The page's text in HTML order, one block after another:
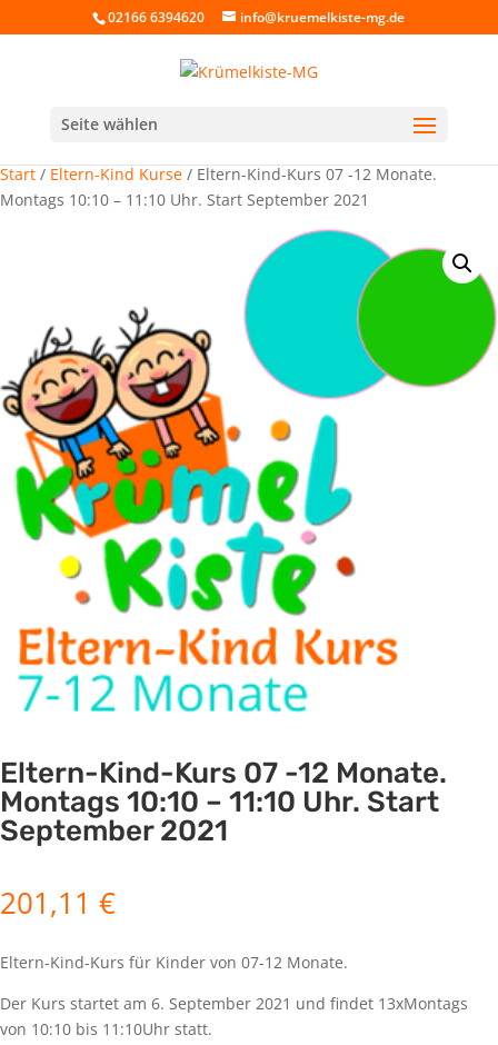
02166 6394620 info@kruemelkiste-mg.de
Seite wählen
Start / Eltern-Kind Kurse / Eltern-Kind-Kurs 07 -12 Monate.
Montags 10:10 – 11:10 Uhr. Start September 2021
Eltern-Kind-Kurs 07 -12 Monate.
Montags 10:10 – 11:10 Uhr. Start
September 2021
201,11 €
Eltern-Kind-Kurs für Kinder von 07-12 Monate.
Der Kurs startet am 6. September 2021 und findet 13xMontags
von 10:10 bis 11:10Uhr statt.